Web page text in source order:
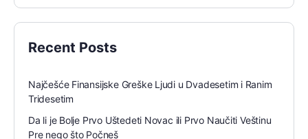
Recent Posts
Najčešće Finansijske Greške Ljudi u Dvadesetim i Ranim
Tridesetim
Da li je Bolje Prvo Uštedeti Novac ili Prvo Naučiti Veštinu
Pre nego što Počneš